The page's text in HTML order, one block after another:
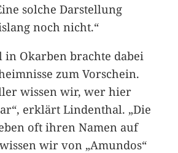
solche Darstellung
noch nicht.“
in Okarben brachte dabei
zum Vorschein.
wissen wir, wer hier
erklärt Lindenthal. „Die
oft ihren Namen auf
wir von „Amundos“